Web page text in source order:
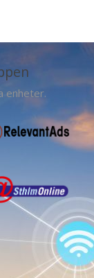
enheter.